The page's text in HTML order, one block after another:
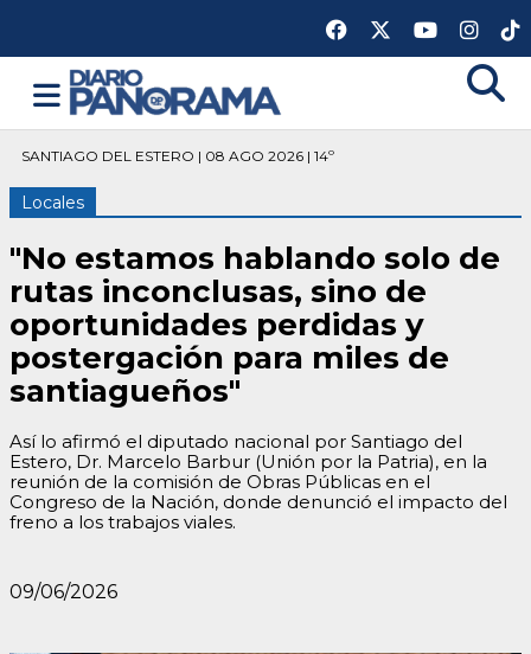
SANTIAGO DEL ESTERO | 08 AGO 2026 | 14º
Locales
​"No estamos hablando solo de
rutas inconclusas, sino de
oportunidades perdidas y
postergación para miles de
santiagueños"
​Así lo afirmó el diputado nacional por Santiago del
Estero, Dr. Marcelo Barbur (Unión por la Patria), en la
reunión de la comisión de Obras Públicas en el
Congreso de la Nación, donde denunció el impacto del
freno a los trabajos viales.
09/06/2026